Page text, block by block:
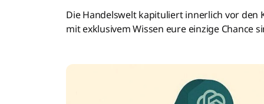
Die Handelswelt kapituliert innerlich vor den
mit exklusivem Wissen eure einzige Chance